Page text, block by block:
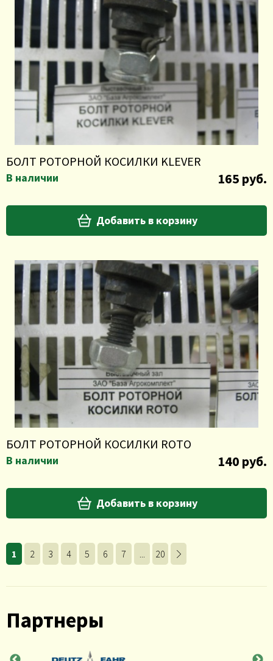
БОЛТ РОТОРНОЙ КОСИЛКИ KLEVER
В наличии 165 руб.
Добавить в корзину
БОЛТ РОТОРНОЙ КОСИЛКИ ROTO
В наличии 140 руб.
Добавить в корзину
1 2 3 4 5 6 7 ... 20
Партнеры